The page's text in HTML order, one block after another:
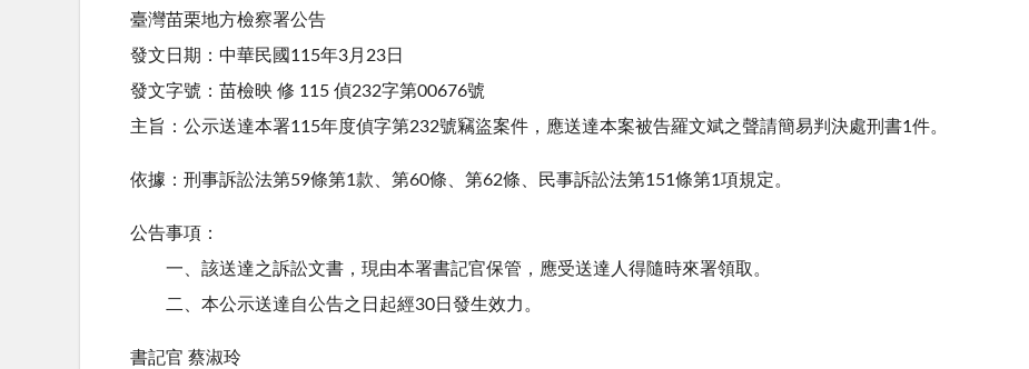
臺灣苗栗地方檢察署公告
發文日期：中華民國115年3月23日
發文字號：苗檢映 修 115 偵232字第00676‌號‌
主旨：公示送達本署115年度偵字第232號竊盜案件，應送達本案被告羅文斌之聲請簡易判決處刑書1件。
依據：刑事訴訟法第59條第1款、第60條、第62條、民事訴訟法第151條第1項規定。
公告事項：
一、該送達之訴訟文書，現由本署書記官保管，應受送達人得隨時來署領取。
二、本公示送達自公告之日起經30日發生效力。
書記官 蔡淑玲